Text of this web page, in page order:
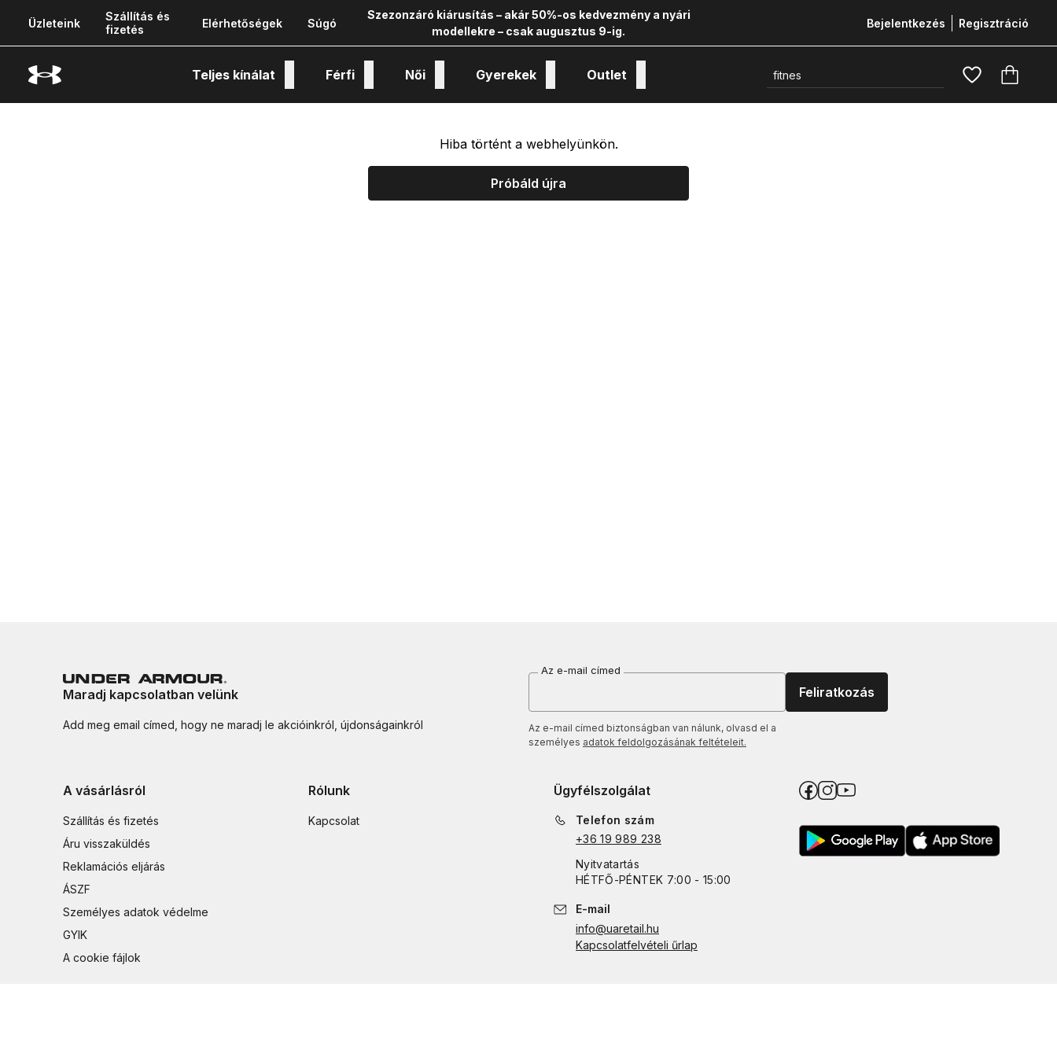
Üzleteink
Szállítás és
fizetés
Elérhetőségek Súgó
Szezonzáró kiárusítás – akár 50%-os kedvezmény a nyári
modellekre – csak augusztus 9-ig.
Bejelentkezés Regisztráció
Teljes kínálat Férfi Női Gyerekek Outlet
Hiba történt a webhelyünkön.
Próbáld újra
Maradj kapcsolatban velünk
Add meg email címed, hogy ne maradj le akcióinkról, újdonságainkról
Az e-mail címed
Feliratkozás
Az e-mail címed biztonságban van nálunk, olvasd el a
személyes adatok feldolgozásának feltételeit.
A vásárlásról
Szállítás és fizetés
Áru visszaküldés
Reklamációs eljárás
ÁSZF
Személyes adatok védelme
GYIK
A cookie fájlok
Rólunk
Kapcsolat
Ügyfélszolgálat
Telefon szám
+36 19 989 238
Nyitvatartás
HÉTFŐ-PÉNTEK 7:00 - 15:00
E-mail
info@uaretail.hu
Kapcsolatfelvételi űrlap